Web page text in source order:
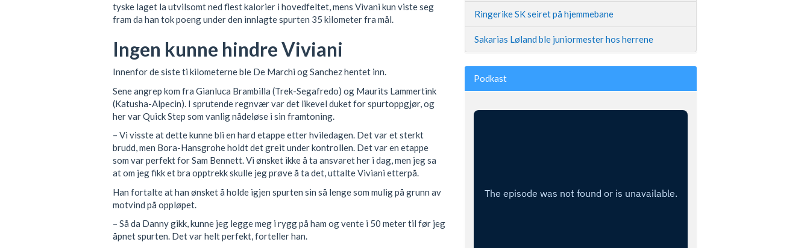
tyske laget la utvilsomt ned flest kalorier i hovedfeltet, mens Vivani kun viste seg
fram da han tok poeng under den innlagte spurten 35 kilometer fra mål.
Ingen kunne hindre Viviani
Innenfor de siste ti kilometerne ble De Marchi og Sanchez hentet inn.
Sene angrep kom fra Gianluca Brambilla (Trek-Segafredo) og Maurits Lammertink
(Katusha-Alpecin). I sprutende regnvær var det likevel duket for spurtoppgjør, og
her var Quick Step som vanlig nådeløse i sin framtoning.
– Vi visste at dette kunne bli en hard etappe etter hviledagen. Det var et sterkt
brudd, men Bora-Hansgrohe holdt det greit under kontrollen. Det var en etappe
som var perfekt for Sam Bennett. Vi ønsket ikke å ta ansvaret her i dag, men jeg sa
at om jeg fikk et bra opptrekk skulle jeg prøve å ta det, uttalte Viviani etterpå.
Han fortalte at han ønsket å holde igjen spurten sin så lenge som mulig på grunn av
motvind på oppløpet.
– Så da Danny gikk, kunne jeg legge meg i rygg på ham og vente i 50 meter til før jeg
åpnet spurten. Det var helt perfekt, forteller han.
Ringerike SK seiret på hjemmebane
Sakarias Løland ble juniormester hos herrene
Podkast